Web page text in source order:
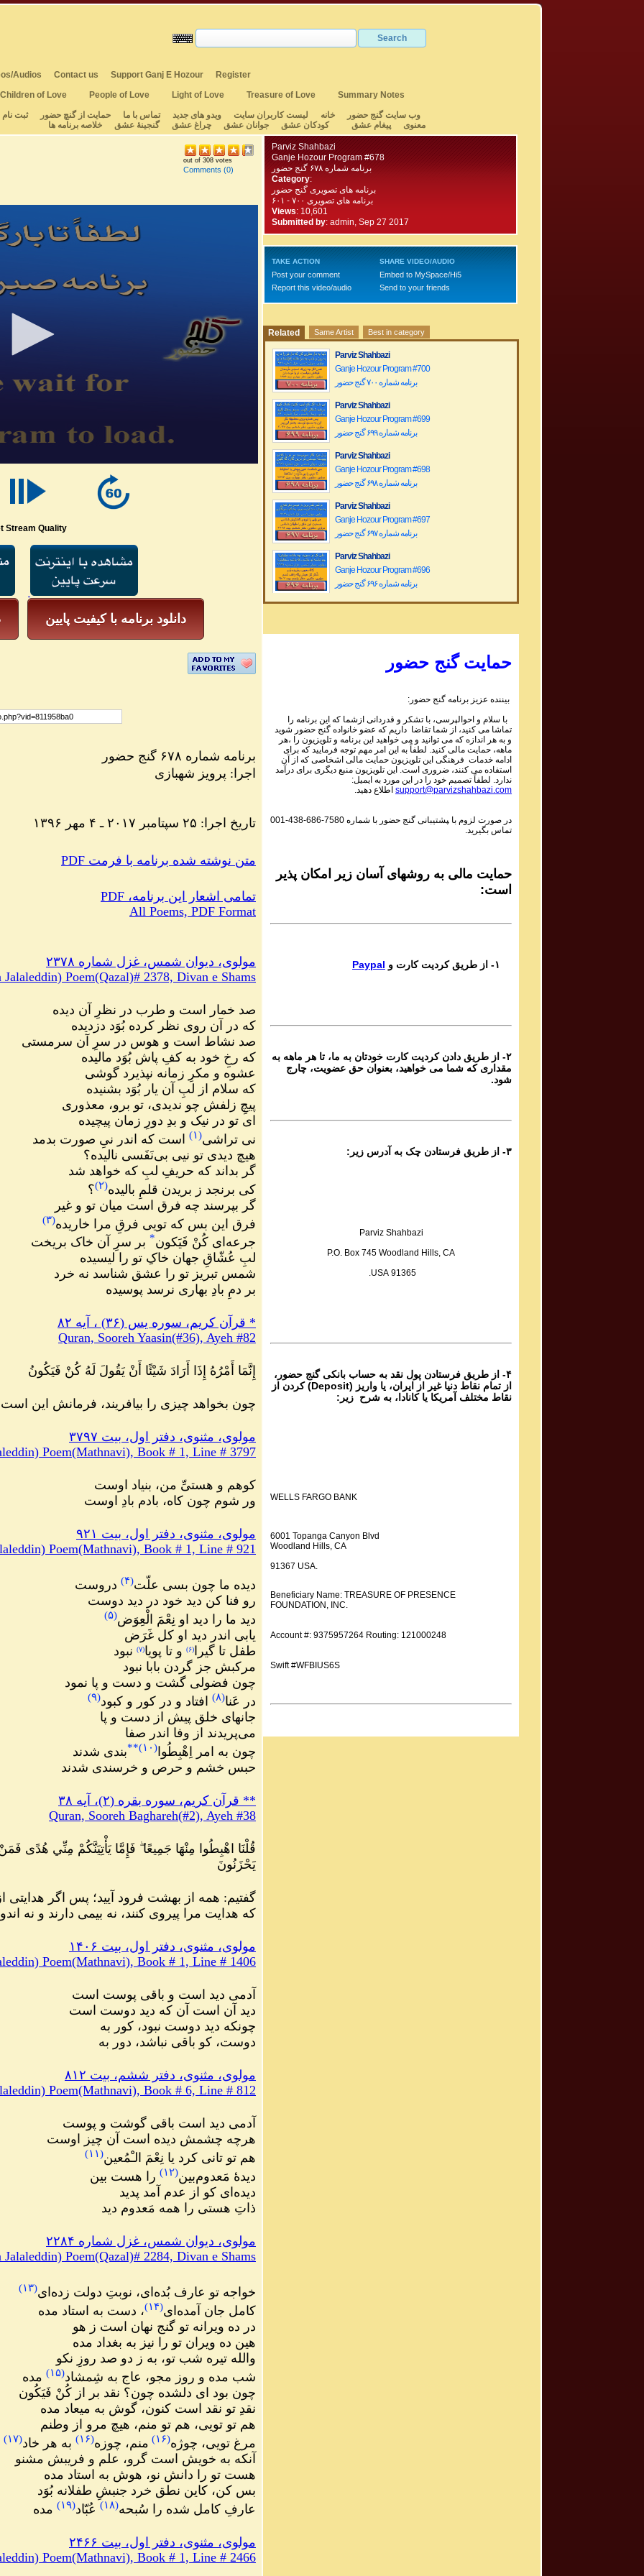
Audios Contact us Support Ganj E Hozour
Register
Children of Love People of Love Light of Love Treasure of Love
Summary Notes
وب سایت گنج حضور
خانه لیست کاربران سایت ویدو های جدید تماس با ما حمایت از گنچ حضور ثبت نام
معنوی
پیغام عشق کودکان عشق جوانان عشق چراغ عشق گنجینهٔ عشق خلاصه برنامه ها
out of 308 votes
Comments (0)
Stream Quality
دانلود برنامه با کیفیت پایین
برنامه شماره ۶۷۸ گنج حضور
اجرا: پرویز شهبازی
۱۳۹۶ تاریخ اجرا: ۲۵ سپتامبر ۲۰۱۷ ـ ۴ مهر
PDF متن نوشته شده برنامه با فرمت
PDF ،تمامی اشعار این برنامه
All Poems, PDF Format
مولوی، دیوان شمس، غزل شماره ۲۳۷۸
Poem(Qazal)# 2378, Divan e Shams
صد خمار است و طرب در نظرِ آن دیده
که در آن روی نظر کرده بُوَد دزدیده
صد نشاط است و هوس در سرِ آن سرمستی
که رخِ خود به کفِ پاش بُوَد مالیده
عشوه و مکرِ زمانه نپذیرد گوشی
که سلام از لبِ آن یار بُوَد بشنیده
پیچِ زلفش چو ندیدی، تو برو، معذوری
ای تو در نیک و بدِ دورِ زمان پیچیده
نی تراشی(۱) است که اندر نیِ صورت بدمد
هیچ دیدی تو نیی بی‌نَفَسی نالیده؟
گر بداند که حریفِ لبِ که خواهد شد
کی برنجد ز بریدن قلمِ بالیده(۲)؟
گر بپرسند چه فرق است میان تو و غیر
فرق این بس که تویی فرقِ مرا خاریده(۳)
جرعه‌ای کُنْ فَیَکون* بر سرِ آن خاک بریخت
لبِ عُشّاقِ جهان خاکِ تو را لیسیده
شمس تبریز تو را عشق شناسد نه خرد
بر دمِ بادِ بهاری نرسد پوسیده
* قرآن کریم، سوره يس (٣۶) ، آیه ۸۲
Quran, Sooreh Yaasin(#36), Ayeh #82
إِنَّمَا أَمْرُهُ إِذَا أَرَادَ شَيْئًا أَنْ يَقُولَ لَهُ كُنْ فَيَكُونُ
چون بخواهد چیزی را بیافریند، فرمانش این
مولوی، مثنوی، دفتر اول، بیت ۳۷۹۷
Poem(Mathnavi), Book # 1, Line # 3797
کوهم و هستیِّ من، بنیاد اوست
ور شوم چون کاه، بادم بادِ اوست
مولوی، مثنوی، دفتر اول، بیت ۹۲۱
Poem(Mathnavi), Book # 1, Line # 921
دیده ما چون بسی علّت(۴) دروست
رو فنا کن دید خود در دید دوست
دید ما را دید او نِعْمَ الْعِوَض(۵)
یابی اندر دید او کل غَرَض
طفل تا گیرا(۶) و تا پویا(۷) نبود
مرکبش جز گردن بابا نبود
چون فضولی گشت و دست و پا نمود
در عَنا(۸) افتاد و در کور و کبود(۹)
جانهای خلق پیش از دست و پا
می‌پریدند از وفا اندر صفا
چون به امر اِهْبِطُوا(۱۰)
**بندی شدند
حبس خشم و حرص و خرسندی شدند
** قرآن کریم، سوره بقره (۲)، آیه ۳۸
Quran, Sooreh Baghareh(#2), Ayeh #38
قُلْنَا اهْبِطُوا مِنْهَا جَمِيعًا ۖ فَإِمَّا يَأْتِيَنَّكُمْ مِنِّي هُدًى
يَحْزَنُونَ
گفتيم: همه از بهشت فرود آیید؛ پس اگر هدایتی
كه هدایت مرا پيروى كنند، نه بیمی دارند و نه
مولوی، مثنوی، دفتر اول، بیت ۱۴۰۶
Poem(Mathnavi), Book # 1, Line # 1406
آدمی دید است و باقی پوست است
دید آن است آن که دید دوست است
چونکه دید دوست نبود، کور به
دوست، کو باقی نباشد، دور به
مولوی، مثنوی، دفتر ششم، بیت ۸۱۲
Poem(Mathnavi), Book # 6, Line # 812
آدمی دید است باقی گوشت و پوست
هرچه چشمش دیده است آن چیز اوست
هم تو تانی کرد یا نِعْمَ الـْمُعین(۱۱)
دیدهٔ مَعدوم‌بین(۱۲) را هست بین
دیده‌ای کو از عدم آمد پدید
ذاتِ هستی را همه مَعدوم دید
مولوی، دیوان شمس، غزل شماره ۲۲۸۴
Poem(Qazal)# 2284, Divan e Shams
خواجه تو عارف بُده‌ای، نوبتِ دولت زده‌ای(۱۳)
کامل جان آمده‌ای(۱۴)، دست به استاد مده
در ده ویرانه تو گنج نهان است ز هو
هین ده ویران تو را نیز به بغداد مده
والله تیره شب تو، به ز دو صد روزِ نکو
شب مده و روز مجو، عاج به شِمشاد(۱۵) مده
چون بود ای دلشده چون؟ نقد بر از کُنْ فَیَکُون
نقدِ تو نقد است کنون، گوش به میعاد مده
هم تو تویی، هم تو منم، هیچ مرو از وطنم
مرغ تویی، چوژه(۱۶) منم، چوزه(۱۶) به هر خاد(۱۷)
آنکه به خویش است گرو، علم و فریبش مشنو
هست تو را دانش نو، هوش به استاد مده
بس کن، کاین نطق خرد جنبشِ طفلانه بُوَد
عارفِ کامل شده را سُبحه(۱۸) عُبّاد(۱۹) مده
مولوی، مثنوی، دفتر اول، بیت ۲۴۶۶
Poem(Mathnavi), Book # 1, Line # 2466
Parviz Shahbazi
Ganje Hozour Program #678
برنامه شماره ۶۷۸ گنج حضور
Category:
برنامه های تصویری گنج حضور
برنامه های تصویری ۷۰۰ - ۶۰۱
Views: 10,601
Submitted by: admin, Sep 27 2017
TAKE ACTION
Post your comment
Report this video/audio
SHARE VIDEO/AUDIO
Embed to MySpace/Hi5
Send to your friends
Related Same Artist Best in category
Parviz Shahbazi
Ganje Hozour Program #700
برنامه شماره ۷۰۰ گنج حضور
Parviz Shahbazi
Ganje Hozour Program #699
برنامه شماره ۶۹۹ گنج حضور
Parviz Shahbazi
Ganje Hozour Program #698
برنامه شماره ۶۹۸ گنج حضور
Parviz Shahbazi
Ganje Hozour Program #697
برنامه شماره ۶۹۷ گنج حضور
Parviz Shahbazi
Ganje Hozour Program #696
برنامه شماره ۶۹۶ گنج حضور
Parviz Shahbazi
برنامه شماره ۶۹۵ گنج حضور
Ganje Hozour Program #694
Ganje Hozour Program #693
برنامه شماره ۶۹۳ گنج حضور
Parviz Shahbazi
Ganje Hozour Program #692
برنامه شماره ۶۹۲ گنج حضور
Ganje Hozour Program #691
Ganje Hozour Program #690
Ganje Hozour Program #689
Parviz Shahbazi
Ganje Hozour Program #688
Ganje Hozour Program #687
Parviz Shahbazi
Ganje Hozour Program #686
Ganje Hozour Program #685
Parviz Shahbazi
برنامه شماره ۶۸۳ گنج حضور
Ganje Hozour Program #682
حمایت گنج حضور
بیننده عزیز برنامه گنج حضور:
با سلام و احوالپرسی، با تشکر و قدردانی ازشما که این برنامه را
تماشا می کنید، از شما تقاضا داریم که عضو خانواده گنج حضور شوید
و به هر اندازه که می توانید و می خواهید این برنامه و تلویزیون را ،هر
ماهه، حمایت مالی کنید. لطفاً به این امر مهم توجه فرمایید که برای
ادامه خدمات فرهنگی این تلویزیون حمایت مالی اشخاصی که از آن
استفاده می کنند، ضروری است. این تلویزیون منبع دیگری برای درآمد
ندارد. لطفاً تصمیم خود را در این مورد به ایمیل:
support@parvizshahbazi.com اطلاع دهید.
در صورت لزوم با ‍پشتیبانی گنج حضور با شماره 001-438-686-7580
تماس بگیرید.
حمایت مالی به روشهای آسان زیر امکان پذیر
است:
Paypal
۲- از طریق دادن کردیت کارت خودتان به ما، تا هر ماهه به
مقداری که شما می خواهید، بعنوان حق عضویت، چارج
شود.
۳- از طریق فرستادن چک به آدرس زیر:
Parviz Shahbazi
P.O. Box 745 Woodland Hills, CA
91365 USA.
۴- از طریق فرستادن پول نقد به حساب بانکی گنج حضور،
از تمام نقاط دنیا غیر از ایران، یا واریز (Deposit) کردن از
نقاط مختلف آمریکا یا کانادا، به شرح زیر:
WELLS FARGO BANK
6001 Topanga Canyon Blvd
Woodland Hills, CA
91367 USA.
Beneficiary Name: TREASURE OF PRESENCE
FOUNDATION, INC.
Account #: 9375957264 Routing: 121000248
Swift #WFBIUS6S